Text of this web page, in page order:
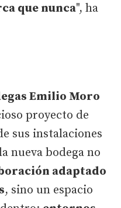
que nunca", ha
Emilio Moro
proyecto de
sus instalaciones
nueva bodega no
adaptado
, sino un espacio